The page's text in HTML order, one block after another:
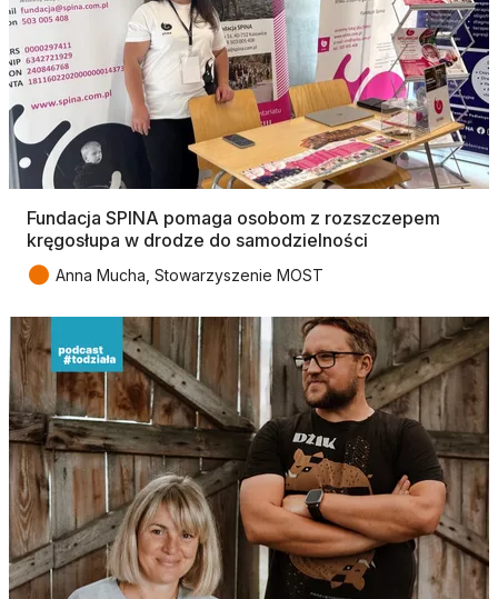
Fundacja SPINA pomaga osobom z rozszczepem
kręgosłupa w drodze do samodzielności
● Anna Mucha, Stowarzyszenie MOST